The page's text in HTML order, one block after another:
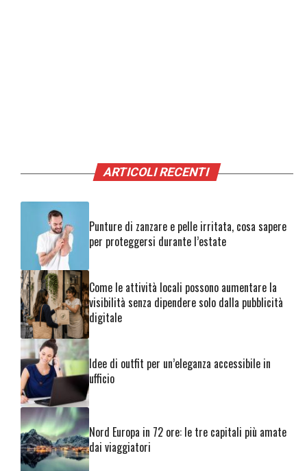
ARTICOLI RECENTI
Punture di zanzare e pelle irritata, cosa sapere
per proteggersi durante l’estate
Come le attività locali possono aumentare la
visibilità senza dipendere solo dalla pubblicità
digitale
Idee di outfit per un’eleganza accessibile in
ufficio
Nord Europa in 72 ore: le tre capitali più amate
dai viaggiatori